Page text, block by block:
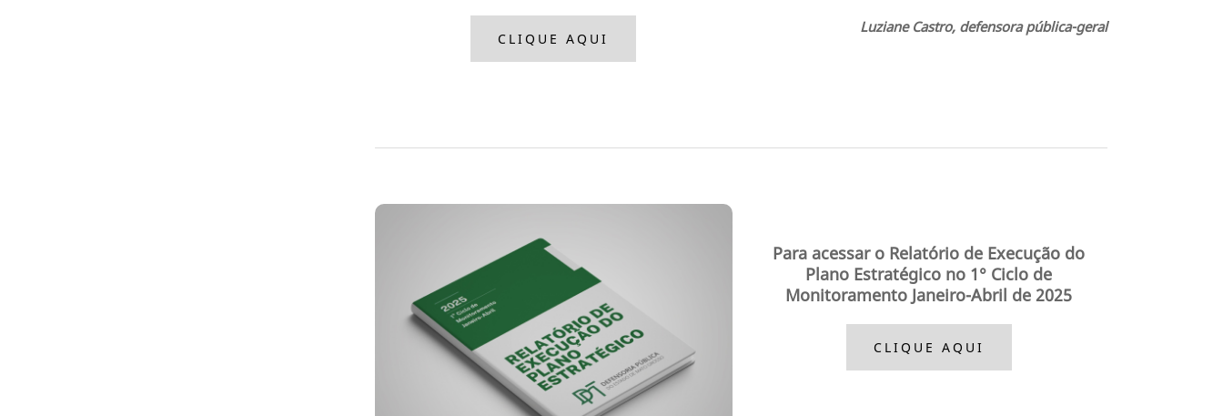
CLIQUE AQUI
Luziane Castro, defensora pública-geral
Para acessar o Relatório de Execução do
Plano Estratégico no 1° Ciclo de
Monitoramento Janeiro-Abril de 2025
CLIQUE AQUI